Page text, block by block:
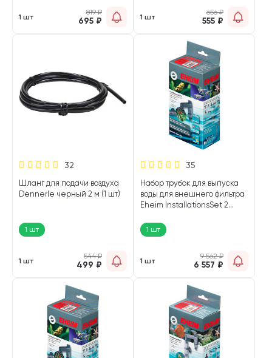
1 шт
819₽
695 ₽ 1 шт
656₽
555 ₽
32
Шланг для подачи воздуха
Dennerle черный 2 м (1 шт)
1 шт
1 шт
544₽
499 ₽
35
Набор трубок для выпуска
воды для внешнего фильтра
Eheim InstallationsSet 2
1 шт
1 шт
9 562₽
6 557 ₽